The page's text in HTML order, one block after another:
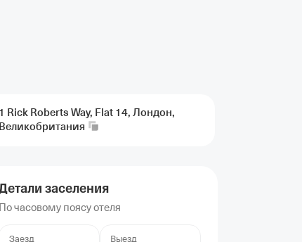
1 Rick Roberts Way, Flat 14, Лондон,
Великобритания
заселения
По часовому поясу отеля
Заезд Выезд